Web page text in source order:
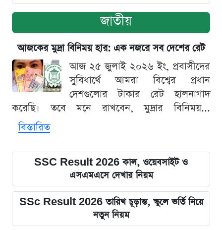
জাতীয়
আজকের মুদ্রা বিনিময় হার: এক নজরে সব দেশের রেট
আজ ২৫ জুলাই ২০২৬ ইং, প্রবাসীদের
সুবিধার্থে আমরা বিশ্বের প্রধান
দেশগুলোর টাকার রেট হালনাগাদ
করেছি। তবে মনে রাখবেন, মুদ্রার বিনিময়...
বিস্তারিত
SSC Result 2026 কাল, ওয়েবসাইট ও
এসএমএসে দেখার নিয়ম
SSc Result 2026 তারিখ চূড়ান্ত, স্কুলে ভর্তি নিয়ে
নতুন নিয়ম